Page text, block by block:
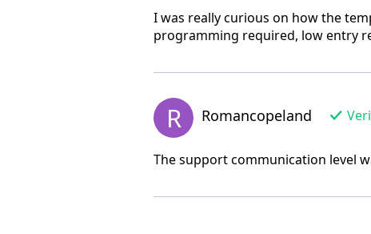
I was really curious on how the
programming required, low entry
R Romancopeland
The support communication level